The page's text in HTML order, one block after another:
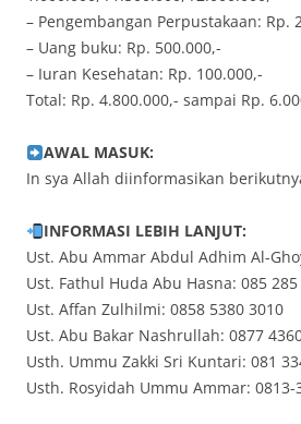
– Pengembangan Perpustakaan: Rp.
– Uang buku: Rp. 500.000,-
– Iuran Kesehatan: Rp. 100.000,-
Total: Rp. 4.800.000,- sampai Rp.
AWAL MASUK:
In sya Allah diinformasikan
INFORMASI LEBIH LANJUT:
Ust. Abu Ammar Abdul Adhim Al-
Ust. Fathul Huda Abu Hasna: 085
Ust. Affan Zulhilmi: 0858 5380 3010
Ust. Abu Bakar Nashrullah: 0877
Usth. Ummu Zakki Sri Kuntari: 081
Usth. Rosyidah Ummu Ammar: 0813-